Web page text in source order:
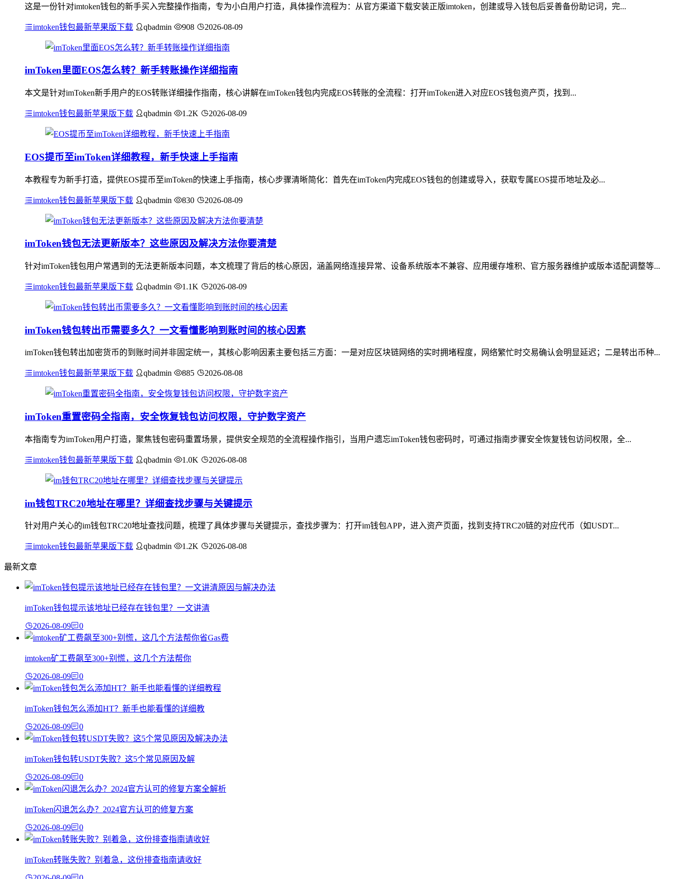
这是一份针对imtoken钱包的新手买入完整操作指南，专为小白用户打造，具体操作流程为：从官方渠道下载安装正版imtoken，创建或导入钱包后妥善备份助记词，完...
imtoken钱包最新苹果版下载 qbadmin 908 2026-08-09
imToken里面EOS怎么转？新手转账操作详细指南
本文是针对imToken新手用户的EOS转账详细操作指南，核心讲解在imToken钱包内完成EOS转账的全流程：打开imToken进入对应EOS钱包资产页，找到...
imtoken钱包最新苹果版下载 qbadmin 1.2K 2026-08-09
EOS提币至imToken详细教程，新手快速上手指南
本教程专为新手打造，提供EOS提币至imToken的快速上手指南，核心步骤清晰简化：首先在imToken内完成EOS钱包的创建或导入，获取专属EOS提币地址及必...
imtoken钱包最新苹果版下载 qbadmin 830 2026-08-09
imToken钱包无法更新版本？这些原因及解决方法你要清楚
针对imToken钱包用户常遇到的无法更新版本问题，本文梳理了背后的核心原因，涵盖网络连接异常、设备系统版本不兼容、应用缓存堆积、官方服务器维护或版本适配调整等...
imtoken钱包最新苹果版下载 qbadmin 1.1K 2026-08-09
imToken钱包转出币需要多久？一文看懂影响到账时间的核心因素
imToken钱包转出加密货币的到账时间并非固定统一，其核心影响因素主要包括三方面：一是对应区块链网络的实时拥堵程度，网络繁忙时交易确认会明显延迟；二是转出币种...
imtoken钱包最新苹果版下载 qbadmin 885 2026-08-08
imToken重置密码全指南，安全恢复钱包访问权限，守护数字资产
本指南专为imToken用户打造，聚焦钱包密码重置场景，提供安全规范的全流程操作指引，当用户遗忘imToken钱包密码时，可通过指南步骤安全恢复钱包访问权限，全...
imtoken钱包最新苹果版下载 qbadmin 1.0K 2026-08-08
im钱包TRC20地址在哪里？详细查找步骤与关键提示
针对用户关心的im钱包TRC20地址查找问题，梳理了具体步骤与关键提示，查找步骤为：打开im钱包APP，进入资产页面，找到支持TRC20链的对应代币（如USDT...
imtoken钱包最新苹果版下载 qbadmin 1.2K 2026-08-08
最新文章
imToken钱包提示该地址已经存在钱包里？一文讲清
2026-08-09 0
imtoken矿工费飙至300+别慌，这几个方法帮你
2026-08-09 0
imToken钱包怎么添加HT？新手也能看懂的详细教
2026-08-09 0
imToken钱包转USDT失败？这5个常见原因及解
2026-08-09 0
imToken闪退怎么办？2024官方认可的修复方案
2026-08-09 0
imToken转账失败？别着急，这份排查指南请收好